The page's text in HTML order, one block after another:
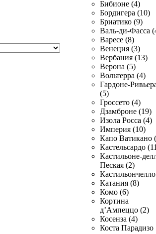
Бибионе (4)
Бордигера (10)
Бриатико (9)
Валь-ди-Фасса
Варесе (8)
Венеция (3)
Вербания (13)
Верона (5)
Вольтерра (4)
Гардоне-
(5)
Гроссето (4)
Дзамброне (19)
Изола Росса (4)
Империя (10)
Капо Ватикано
Кастельсардо
Кастильоне-
Пеская (2)
Катания (8)
Комо (6)
Кортина
д’Ампеццо (2)
Косенза (4)
Коста Парадизо